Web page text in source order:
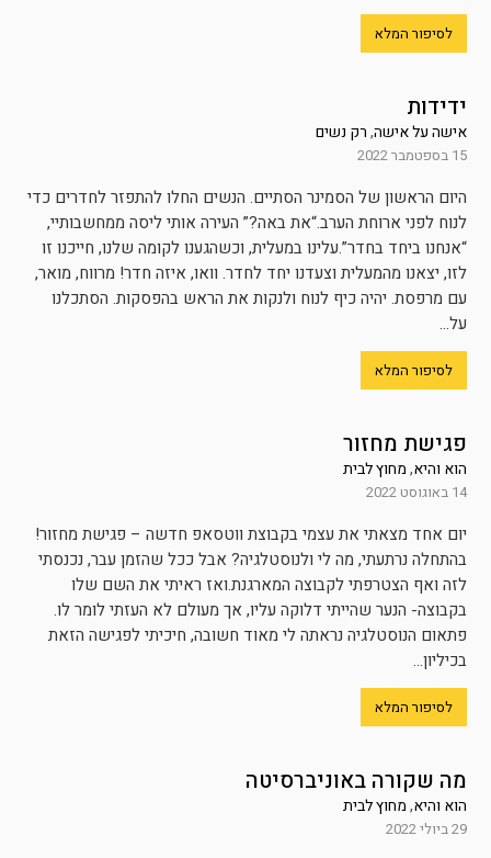
לסיפור המלא
ידידות
אישה על אישה,רק נשים
15 בספטמבר 2022
היום הראשון של הסמינר הסתיים. הנשים החלו להתפזר לחדרים כדי
לנוח לפני ארוחת הערב.“את באה?” העירה אותי ליסה ממחשבותיי,
“אנחנו ביחד בחדר”.עלינו במעלית, וכשהגענו לקומה שלנו, חייכנו זו
לזו, יצאנו מהמעלית וצעדנו יחד לחדר. וואו, איזה חדר! מרווח, מואר,
עם מרפסת. יהיה כיף לנוח ולנקות את הראש בהפסקות. הסתכלנו
על...
לסיפור המלא
פגישת מחזור
הוא והיא,מחוץ לבית
14 באוגוסט 2022
יום אחד מצאתי את עצמי בקבוצת ווטסאפ חדשה – פגישת מחזור!
בהתחלה נרתעתי, מה לי ולנוסטלגיה? אבל ככל שהזמן עבר, נכנסתי
לזה ואף הצטרפתי לקבוצה המארגנת.ואז ראיתי את השם שלו
בקבוצה- הנער שהייתי דלוקה עליו, אך מעולם לא העזתי לומר לו.
פתאום הנוסטלגיה נראתה לי מאוד חשובה, חיכיתי לפגישה הזאת
בכיליון...
לסיפור המלא
מה שקורה באוניברסיטה
הוא והיא,מחוץ לבית
29 ביולי 2022